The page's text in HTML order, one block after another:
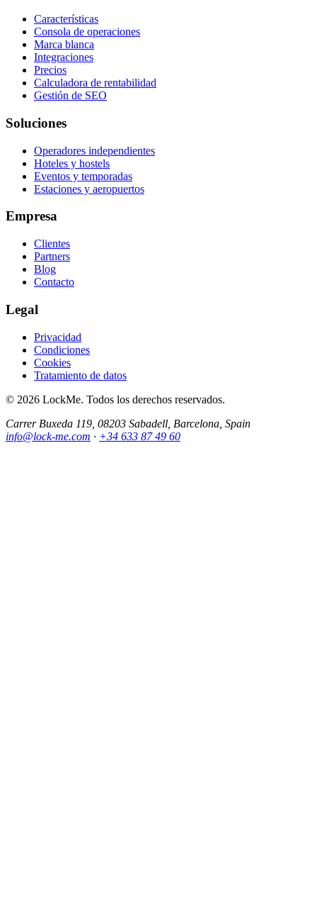
Características
Consola de operaciones
Marca blanca
Integraciones
Precios
Calculadora de rentabilidad
Gestión de SEO
Soluciones
Operadores independientes
Hoteles y hostels
Eventos y temporadas
Estaciones y aeropuertos
Empresa
Clientes
Partners
Blog
Contacto
Legal
Privacidad
Condiciones
Cookies
Tratamiento de datos
© 2026 LockMe. Todos los derechos reservados.
Carrer Buxeda 119, 08203 Sabadell, Barcelona, Spain
info@lock-me.com · +34 633 87 49 60